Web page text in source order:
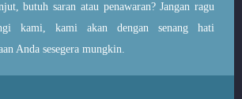
butuh saran atau penawaran? Jangan ragu
kami, kami akan dengan senang hati
Anda sesegera mungkin.